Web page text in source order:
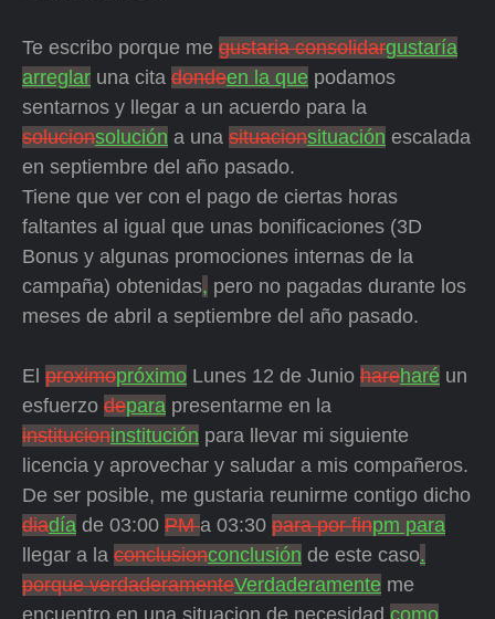
Te escribo porque me gustaria consolidargustaría
arreglar una cita dondeen la que podamos
sentarnos y llegar a un acuerdo para la
solucionsolución a una situacionsituación escalada
en septiembre del año pasado.
Tiene que ver con el pago de ciertas horas
faltantes al igual que unas bonificaciones (3D
Bonus y algunas promociones internas de la
campaña) obtenidas, pero no pagadas durante los
meses de abril a septiembre del año pasado.
El proximopróximo Lunes 12 de Junio hareharé un
esfuerzo depara presentarme en la
institucioninstitución para llevar mi siguiente
licencia y aprovechar y saludar a mis compañeros.
De ser posible, me gustaria reunirme contigo dicho
diadía de 03:00 PMa 03:30 para por finpm para
llegar a la conclusionconclusión de este caso.
porque verdaderamenteVerdaderamente me
encuentro en una situacion de necesidad como